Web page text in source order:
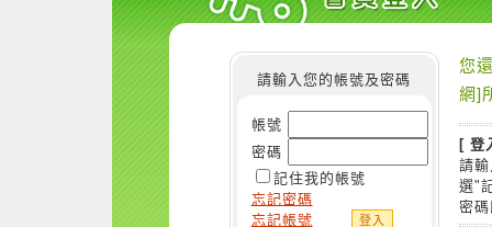
請輸入您的帳號及密碼
帳號
密碼
記住我的帳號
忘記密碼
忘記帳號
您
網]
[ 登
請
選"
密